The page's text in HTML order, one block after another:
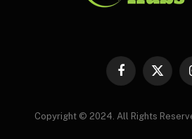
Facebook
X
Copyright © 2024. All Rights